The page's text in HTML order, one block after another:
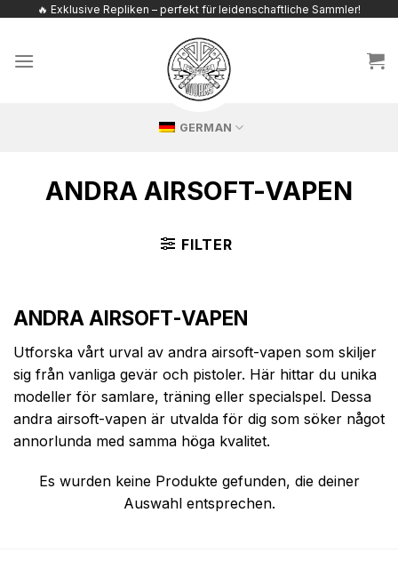
springen
🔥 Exklusive Repliken – perfekt für leidenschaftliche Sammler!
GERMAN
ANDRA AIRSOFT-VAPEN
FILTER
ANDRA AIRSOFT-VAPEN
Utforska vårt urval av andra airsoft-vapen som skiljer
sig från vanliga gevär och pistoler. Här hittar du unika
modeller för samlare, träning eller specialspel. Dessa
andra airsoft-vapen är utvalda för dig som söker något
annorlunda med samma höga kvalitet.
Es wurden keine Produkte gefunden, die deiner
Auswahl entsprechen.